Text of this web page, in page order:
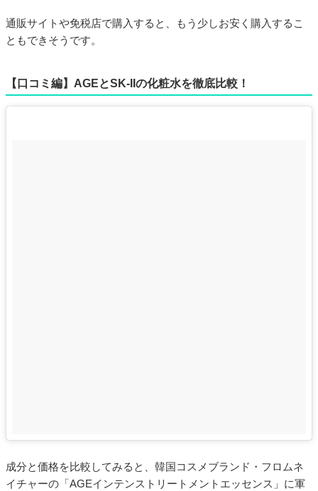
通販サイトや免税店で購入すると、もう少しお安く購入するこ
ともできそうです。
【口コミ編】AGEとSK-IIの化粧水を徹底比較！
成分と価格を比較してみると、韓国コスメブランド・フロムネ
イチャーの「AGEインテンストリートメントエッセンス」に軍